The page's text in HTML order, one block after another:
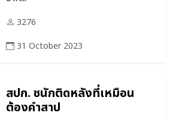
3276
31 October 2023
สปก. ชนักติดหลังที่เหมือน
ต้องคำสาป